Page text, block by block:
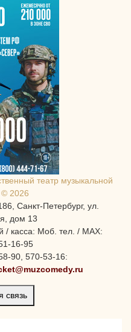
театр музыкальной
2026
Санкт-Петербург, ул.
дом 13
/ касса: Моб. тел. / MAX:
16-95
90, 570-53-16:
связь